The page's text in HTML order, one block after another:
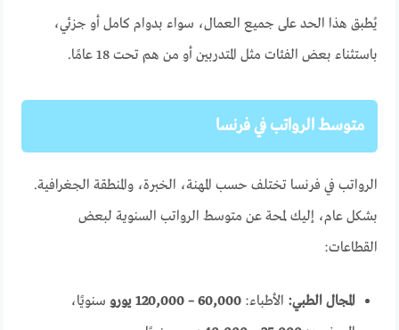
يُطبق هذا الحد على جميع العمال، سواء بدوام كامل أو جزئي،
باستثناء بعض الفئات مثل المتدربين أو من هم تحت 18 عامًا.
متوسط الرواتب في فرنسا
الرواتب في فرنسا تختلف حسب المهنة، الخبرة، والمنطقة الجغرافية.
بشكل عام، إليك لمحة عن متوسط الرواتب السنوية لبعض
القطاعات:
المجال الطبي: الأطباء:60,000 – 120,000 يورو
سنويًا،